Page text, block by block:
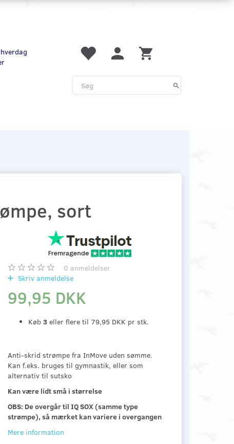
sort
0 anmeldelser
Skriv anmeldelse
99,95 DKK
Køb3 eller flere til 79,95 DKK pr stk.
Anti-skrid strømpe fra InMove uden sømme.
Kan f.eks. bruges til gymnastik, eller som
alternativ til sutsko
Kan være lidt små i størrelse
OBS: De overgår til IQ SOX (samme type
strømpe), så mærket kan variere i overgangen
Mere information